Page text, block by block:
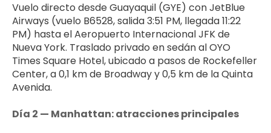
Vuelo directo desde Guayaquil (GYE) con JetBlue
Airways (vuelo B6528, salida 3:51 PM, llegada 11:22
PM) hasta el Aeropuerto Internacional JFK de
Nueva York. Traslado privado en sedán al OYO
Times Square Hotel, ubicado a pasos de Rockefeller
Center, a 0,1 km de Broadway y 0,5 km de la Quinta
Avenida.
Día 2 — Manhattan: atracciones principales